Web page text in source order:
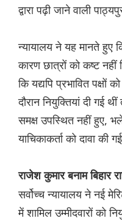
द्वारा पढ़ी जाने वाली
न्यायालय ने यह मानते हुए
कारण छात्रों को कष्ट नहीं
कि यद्यपि प्रभावित पक्षों
दौरान नियुक्तियां दी गई
समक्ष उपस्थित नहीं हुए,
याचिकाकर्ता को दावा की
राजेश कुमार बनाम बिहार
सर्वोच्च न्यायालय ने नई
में शामिल उम्मीदवारों को